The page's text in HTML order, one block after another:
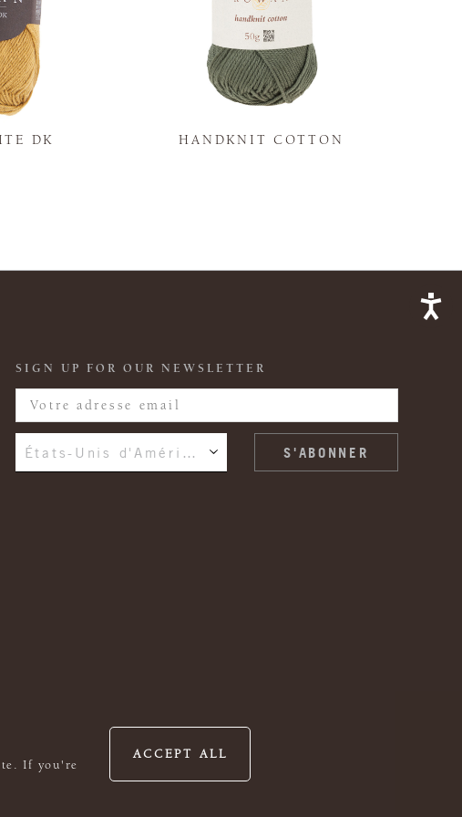
If you're
ACCEPT ALL
DK HANDKNIT COTTON
SIGN UP FOR OUR NEWSLETTER
États-Unis d'Amérique